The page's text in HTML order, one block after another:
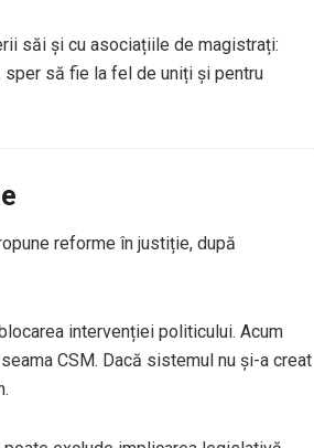
săi și cu asociațiile de magistrați:
sper să fie la fel de uniți și pentru
reforme în justiție, după
intervenției politicului. Acum
CSM. Dacă sistemul nu și-a creat